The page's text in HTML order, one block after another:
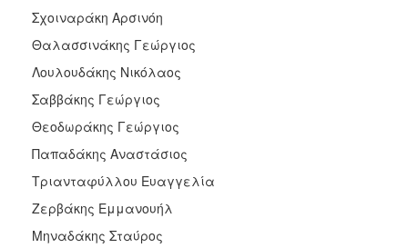
Σχοιναράκη Αρσινόη
Θαλασσινάκης Γεώργιος
Λουλουδάκης Νικόλαος
Σαββάκης Γεώργιος
Θεοδωράκης Γεώργιος
Παπαδάκης Αναστάσιος
Τριανταφύλλου Ευαγγελία
Ζερβάκης Εμμανουήλ
Μηναδάκης Σταύρος